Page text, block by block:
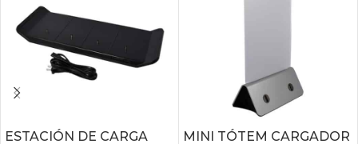
ESTACIÓN DE CARGA
MINI TÓTEM CARGADOR